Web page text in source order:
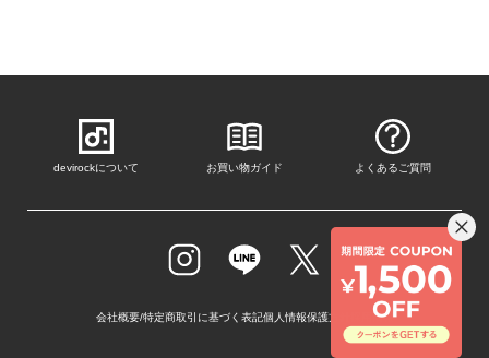
devirockについて お買い物ガイド よくあるご質問
会社概要/特定商取引に基づく表記個人情報保護方針 採用情報